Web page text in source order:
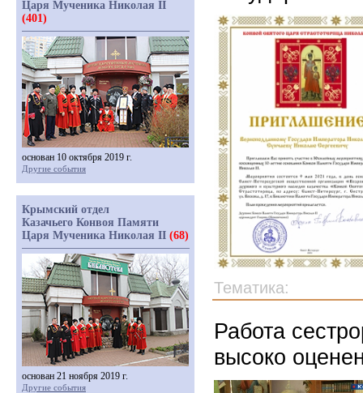
Тематика:
Работа
высоко
Царя Мученика Николая II
(401)
основан 10 октября 2019 г.
Другие события
Крымский отдел
Казачьего Конвоя Памяти
Царя Мученика Николая II (68)
основан 21 ноября 2019 г.
Другие события